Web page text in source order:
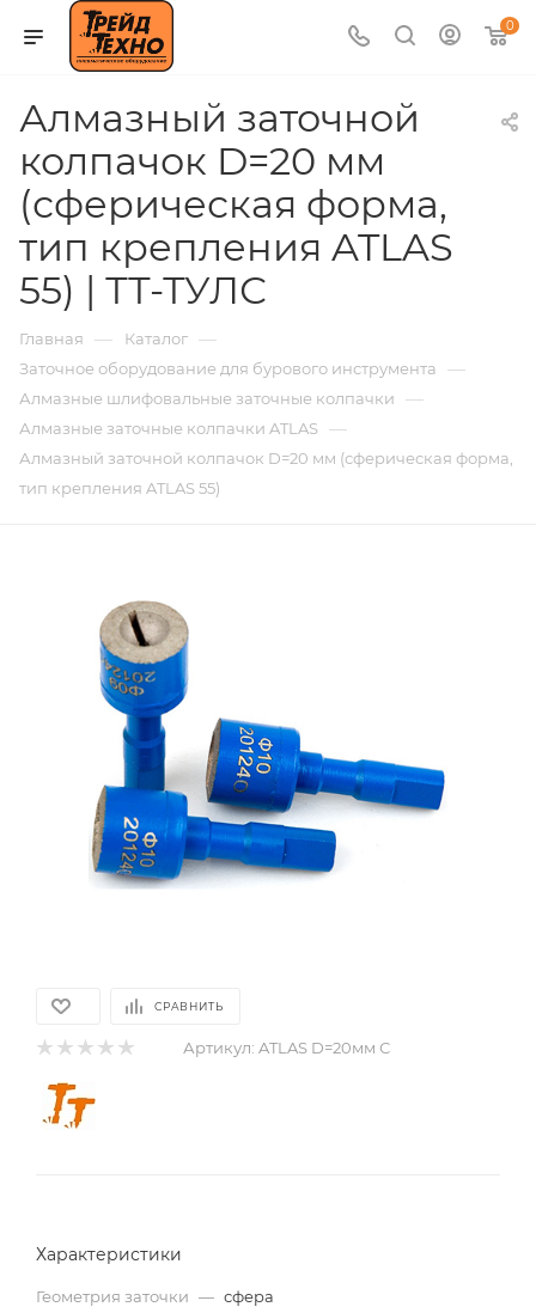
0
Алмазный заточной
колпачок D=20 мм
(сферическая форма,
тип крепления ATLAS
55) | ТТ-ТУЛС
Главная — Каталог —
Заточное оборудование для бурового инструмента —
Алмазные шлифовальные заточные колпачки —
Алмазные заточные колпачки ATLAS —
Алмазный заточной колпачок D=20 мм (сферическая форма,
тип крепления ATLAS 55)
СРАВНИТЬ
Артикул: ATLAS D=20мм С
Характеристики
Геометрия заточки — сфера